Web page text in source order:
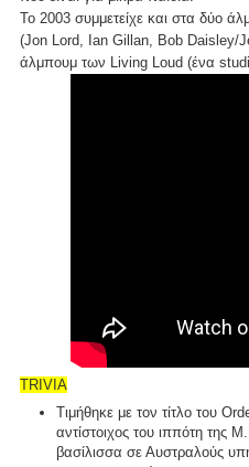
Το 2003 συμμετείχε και στα δύο
(Jon Lord, Ian Gillan, Bob Daisley/
άλμπουμ των Living Loud (ένα
TRIVIA
Τιμήθηκε με τον τίτλο του
αντίστοιχος του ιππότη της
βασίλισσα σε Αυστραλούς